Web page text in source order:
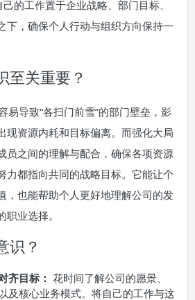
的工作置于企业战略、部门目标、
下，确保个人行动与组织方向保持一
至关重要？
易导致“各扫门前雪”的部门壁垒，影
现资源内耗和目标偏离。而强化大局
员之间的理解与配合，确保各项资源
力都指向共同的战略目标。它能让个
，也能帮助个人更好地理解公司的发
业选择。
识？
齐目标： 花时间了解公司的愿景、
及核心业务模式。将自己的工作与这